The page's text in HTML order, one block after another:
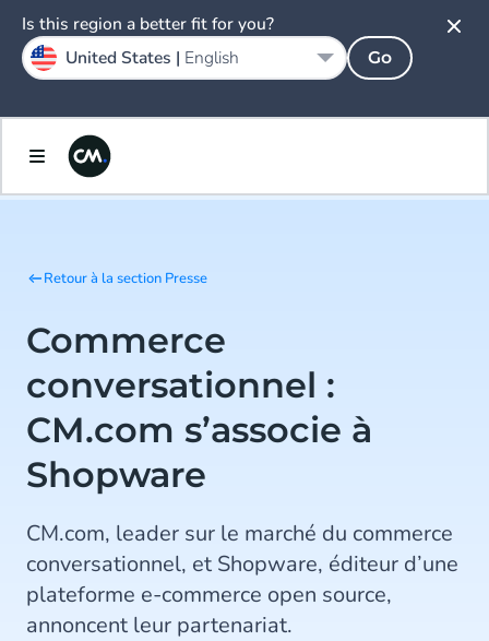
Retour à la section Presse
Commerce
conversationnel :
CM.com s’associe à
Shopware
CM.com, leader sur le marché du commerce
conversationnel, et Shopware, éditeur d’une
plateforme e-commerce open source,
annoncent leur partenariat.
Is this region a better fit for you?
United States | English Go